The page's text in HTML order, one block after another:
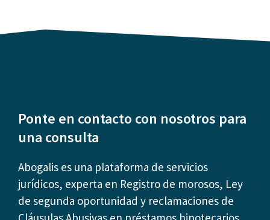
Ponte en contacto con nosotros para
una consulta
Abogalis es una plataforma de servicios
jurídicos, experta en Registro de morosos, Ley
de segunda oportunidad y reclamaciones de